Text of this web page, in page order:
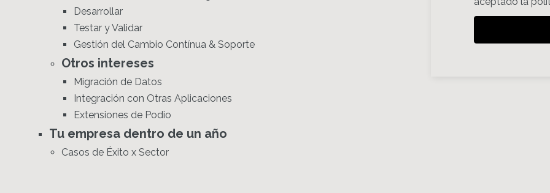
Desarrollar
Testar y Validar
Gestión del Cambio Contínua & Soporte
Otros intereses
Migración de Datos
Integración con Otras Aplicaciones
Extensiones de Podio
Tu empresa dentro de un año
Casos de Éxito x Sector